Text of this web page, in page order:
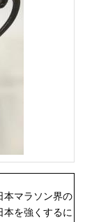
本マラソン界の
を強くするに